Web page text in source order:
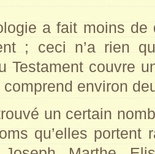
a fait moins
; ceci n’a rien
Testament couvre
comprend environ
un certain
qu’elles portent